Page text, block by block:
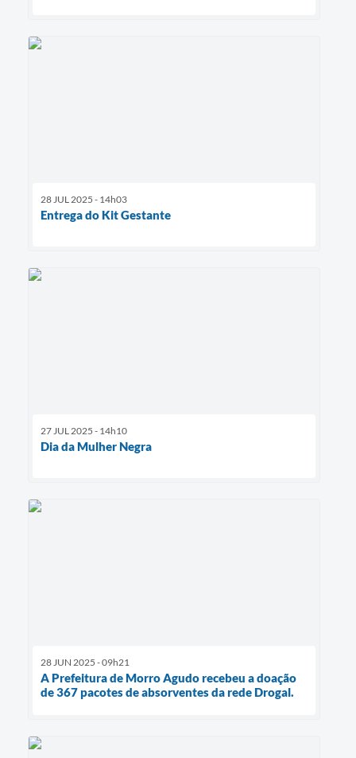
28 JUL 2025 - 14h03
Entrega do Kit Gestante
27 JUL 2025 - 14h10
Dia da Mulher Negra
28 JUN 2025 - 09h21
A Prefeitura de Morro Agudo recebeu a doação
de 367 pacotes de absorventes da rede Drogal.